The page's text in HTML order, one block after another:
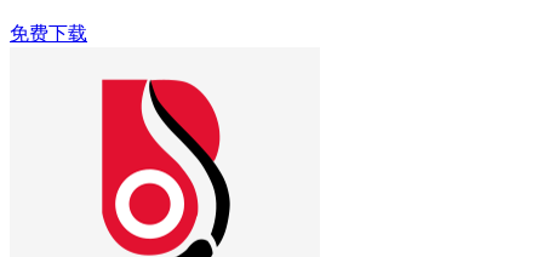
免费下载